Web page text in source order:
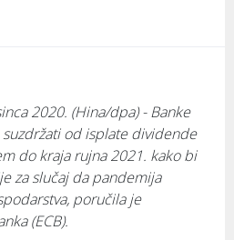
2020. (Hina/dpa) - Banke
od isplate dividende
do kraja rujna 2021. kako bi
za slučaj da pandemija
poručila je
(ECB).